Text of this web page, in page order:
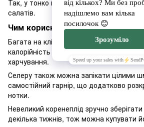
Так, у тонко нарізаному вигляді вона
салатів.
Чим корисна селера для раціону?
Багата на клітковину та
калорійність робить її гарним
харчування.
Селеру також можна запікати цілими
самостійний гарнір, що додатково
нотки.
Невеликий коренеплід зручно
декілька тижнів, тож можна купувати